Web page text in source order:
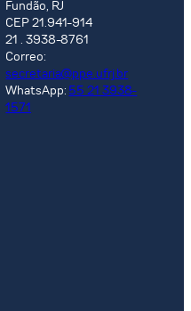
Fundão, RJ
CEP 21.941-914
21 . 3938-8761
Correo:
secretaria@ppe.ufrj.br
WhatsApp: 55 21 3938-
1571